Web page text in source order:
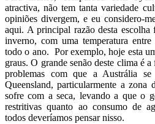
atractiva, não tem tanta variedade
opiniões divergem, e eu considero-
aqui. A principal razão desta
inverno, com uma temperatura
todo o ano. Por exemplo, hoje esta
graus. O grande senão deste clima é
problemas com que a Austrália
Queensland, particularmente a zona
sofre com a seca, levando a que o
restritivas quanto ao consumo de
todos deveríamos pensar nisso.